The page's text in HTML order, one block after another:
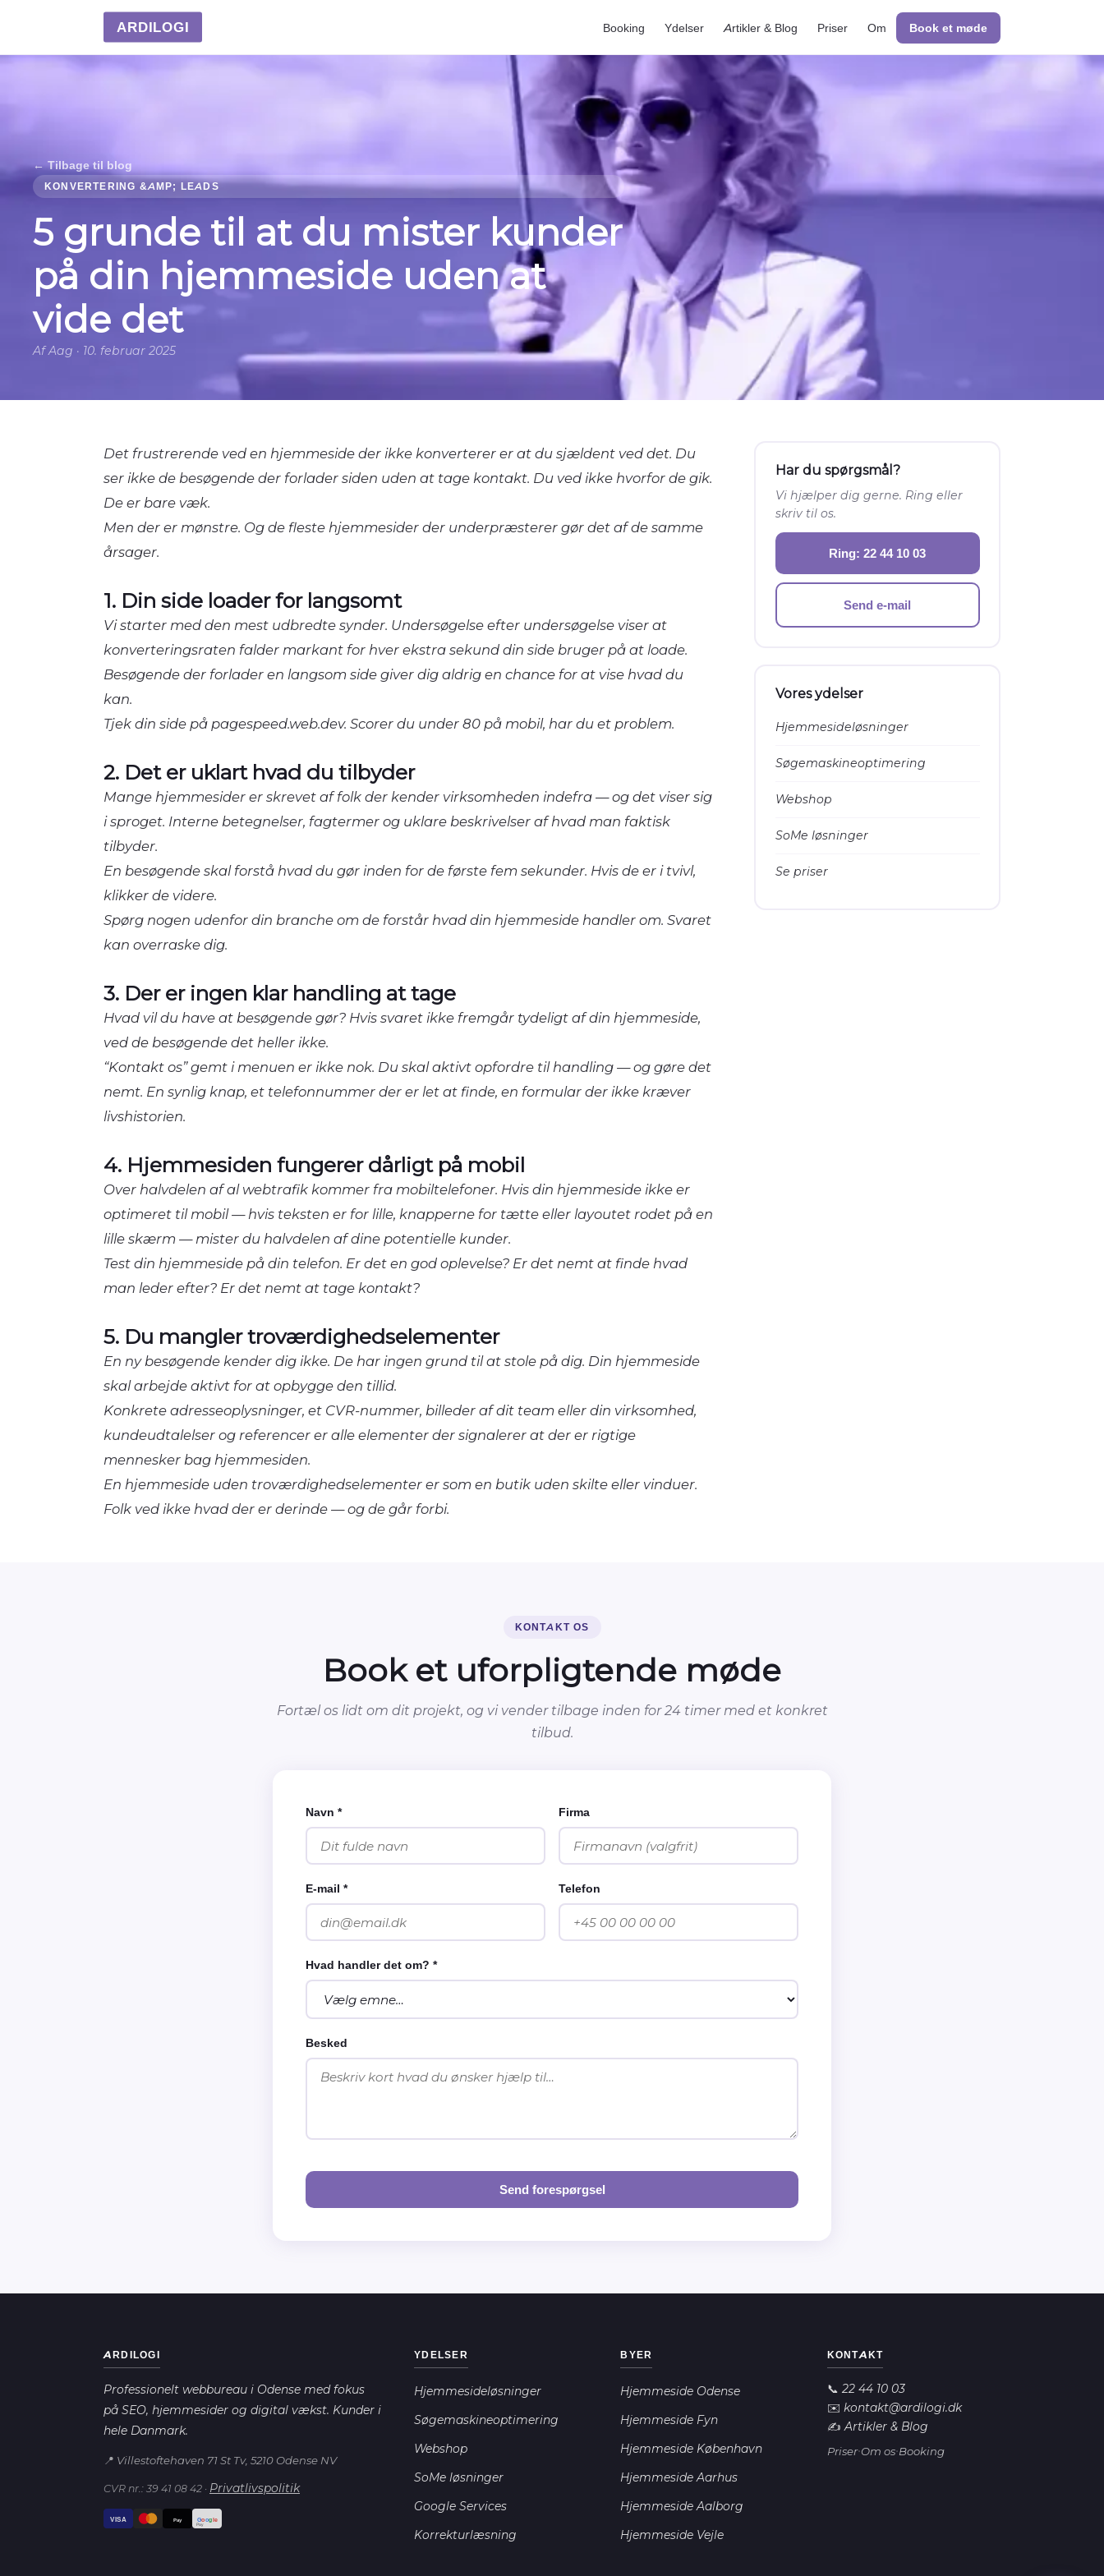
ARDILOGI Booking Ydelser Artikler & Blog Priser Om Book et møde
← Tilbage til blog
KONVERTERING &AMP; LEADS
5 grunde til at du mister kunder
på din hjemmeside uden at
vide det
Af Aag · 10. februar 2025
Det frustrerende ved en hjemmeside der ikke konverterer er at du sjældent ved det. Du
ser ikke de besøgende der forlader siden uden at tage kontakt. Du ved ikke hvorfor de gik.
De er bare væk.
Men der er mønstre. Og de fleste hjemmesider der underpræsterer gør det af de samme
årsager.
1. Din side loader for langsomt
Vi starter med den mest udbredte synder. Undersøgelse efter undersøgelse viser at
konverteringsraten falder markant for hver ekstra sekund din side bruger på at loade.
Besøgende der forlader en langsom side giver dig aldrig en chance for at vise hvad du
kan.
Tjek din side på pagespeed.web.dev. Scorer du under 80 på mobil, har du et problem.
2. Det er uklart hvad du tilbyder
Mange hjemmesider er skrevet af folk der kender virksomheden indefra — og det viser sig
i sproget. Interne betegnelser, fagtermer og uklare beskrivelser af hvad man faktisk
tilbyder.
En besøgende skal forstå hvad du gør inden for de første fem sekunder. Hvis de er i tvivl,
klikker de videre.
Spørg nogen udenfor din branche om de forstår hvad din hjemmeside handler om. Svaret
kan overraske dig.
3. Der er ingen klar handling at tage
Hvad vil du have at besøgende gør? Hvis svaret ikke fremgår tydeligt af din hjemmeside,
ved de besøgende det heller ikke.
“Kontakt os” gemt i menuen er ikke nok. Du skal aktivt opfordre til handling — og gøre det
nemt. En synlig knap, et telefonnummer der er let at finde, en formular der ikke kræver
livshistorien.
4. Hjemmesiden fungerer dårligt på mobil
Over halvdelen af al webtrafik kommer fra mobiltelefoner. Hvis din hjemmeside ikke er
optimeret til mobil — hvis teksten er for lille, knapperne for tætte eller layoutet rodet på en
lille skærm — mister du halvdelen af dine potentielle kunder.
Test din hjemmeside på din telefon. Er det en god oplevelse? Er det nemt at finde hvad
man leder efter? Er det nemt at tage kontakt?
5. Du mangler troværdighedselementer
En ny besøgende kender dig ikke. De har ingen grund til at stole på dig. Din hjemmeside
skal arbejde aktivt for at opbygge den tillid.
Konkrete adresseoplysninger, et CVR-nummer, billeder af dit team eller din virksomhed,
kundeudtalelser og referencer er alle elementer der signalerer at der er rigtige
mennesker bag hjemmesiden.
En hjemmeside uden troværdighedselementer er som en butik uden skilte eller vinduer.
Folk ved ikke hvad der er derinde — og de går forbi.
Har du spørgsmål?
Vi hjælper dig gerne. Ring eller
skriv til os.
Ring: 22 44 10 03
Send e-mail
Vores ydelser
Hjemmesideløsninger
Søgemaskineoptimering
Webshop
SoMe løsninger
Se priser
KONTAKT OS
Book et uforpligtende møde
Fortæl os lidt om dit projekt, og vi vender tilbage inden for 24 timer med et konkret
tilbud.
Navn * Firma
E-mail * Telefon
Hvad handler det om? *
Besked
Send forespørgsel
ARDILOGI
Professionelt webbureau i Odense med fokus
på SEO, hjemmesider og digital vækst. Kunder i
hele Danmark.
📍 Villestoftehaven 71 St Tv, 5210 Odense NV
CVR nr.: 39 41 08 42 · Privatlivspolitik
VISA Pay Google
Pay
YDELSER
Hjemmesideløsninger
Søgemaskineoptimering
Webshop
SoMe løsninger
Google Services
Korrekturlæsning
BYER
Hjemmeside Odense
Hjemmeside Fyn
Hjemmeside København
Hjemmeside Aarhus
Hjemmeside Aalborg
Hjemmeside Vejle
KONTAKT
📞 22 44 10 03
✉️ kontakt@ardilogi.dk
✍️ Artikler & Blog
Priser·Om os·Booking
A
Hej! 👋 Jeg er Ardilogi's AI-
assistent.